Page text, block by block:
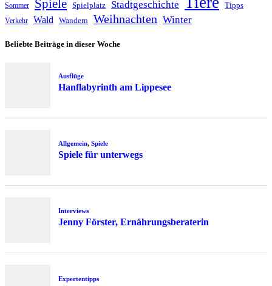
Sommer Spiele Spielplatz Stadtgeschichte Tipps
Verkehr Wald Wandern Weihnachten Winter
Beliebte Beiträge in dieser Woche
Ausflüge
Hanflabyrinth am Lippesee
Allgemein, Spiele
Spiele für unterwegs
Interviews
Jenny Förster, Ernährungsberaterin
Expertentipps